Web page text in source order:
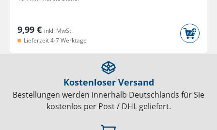
9,99 € inkl. MwSt.
Lieferzeit 4-7 Werktage
Kostenloser Versand
Bestellungen werden innerhalb Deutschlands für Sie
kostenlos per Post / DHL geliefert.